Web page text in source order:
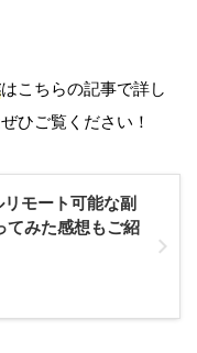
はこちらの記事で詳し
ひご覧ください！
リモート可能な副
てみた感想もご紹